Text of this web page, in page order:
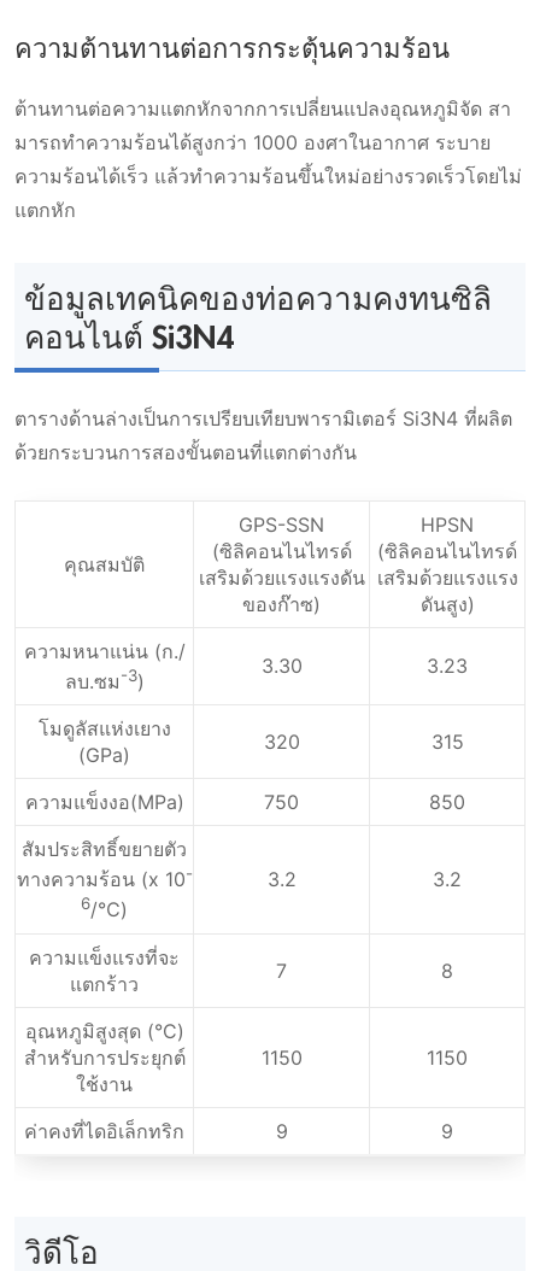
ความต้านทานต่อการกระตุ้นความร้อน
ต้านทานต่อความแตกหักจากการเปลี่ยนแปลงอุณหภูมิจัด สา
มารถทําความร้อนได้สูงกว่า 1000 องศาในอากาศ ระบาย
ความร้อนได้เร็ว แล้วทําความร้อนขึ้นใหม่อย่างรวดเร็วโดยไม่
แตกหัก
ข้อมูลเทคนิคของท่อความคงทนซิลิ
คอนไนต์ Si3N4
ตารางด้านล่างเป็นการเปรียบเทียบพารามิเตอร์ Si3N4 ที่ผลิต
ด้วยกระบวนการสองขั้นตอนที่แตกต่างกัน
คุณสมบัติ
GPS-SSN
(ซิลิคอนไนไทรด์
เสริมด้วยแรงแรงดัน
ของก๊าซ)
HPSN
(ซิลิคอนไนไทรด์
เสริมด้วยแรงแรง
ดันสูง)
ความหนาแน่น (ก./
ลบ.ซม-3)
3.30 3.23
โมดูลัสแห่งเยาง
(GPa)
320 315
ความแข็งงอ(MPa) 750
850
สัมประสิทธิ์ขยายตัว
ทางความร้อน (x 10-
6/℃)
3.2 3.2
ความแข็งแรงที่จะ
แตกร้าว
7 8
อุณหภูมิสูงสุด (°C)
สําหรับการประยุกต์
ใช้งาน
1150 1150
ค่าคงที่ไดอิเล็กทริก 9 9
วิดีโอ